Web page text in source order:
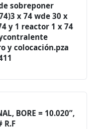
sobreponer
x 74 wde 30 x
y 1 reactor 1 x 74
y colocación.pza
BORE = 10.020”,
R.F